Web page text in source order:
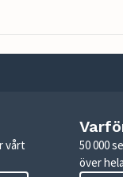
vårt
50 000
över